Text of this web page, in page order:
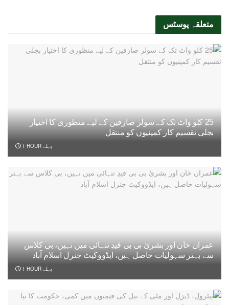
متعلقہ پوسٹس
25 کلو واٹ تک کے سولر صارفین کے لیے منظوری کا اختیار
بجلی تقسیم کار کمپنیوں کو منتقل
1 HOUR پہلے
عمران خان اور بشریٰ بی بی قیدِ تنہائی میں نہیں، بی کلاس
سے بہتر سہولیات حاصل ہیں، ایڈووکیٹ جنرل اسلام آباد
1 HOUR پہلے